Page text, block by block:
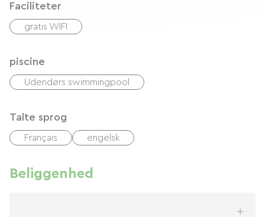
Faciliteter
gratis WIFI
piscine
Udendørs swimmingpool
Talte sprog
Français engelsk
Beliggenhed